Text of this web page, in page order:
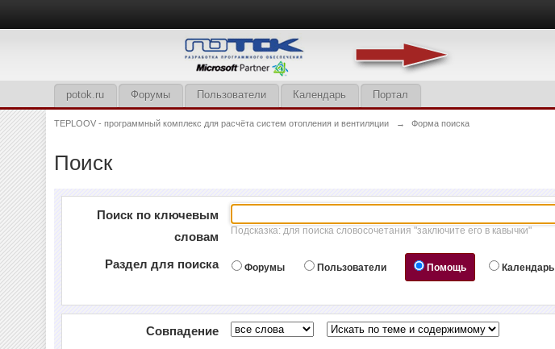
potok.ru Форумы Пользователи Календарь Портал
TEPLOOV - программный комплекс для расчёта систем отопления и вентиляции → Форма поиска
Поиск
Поиск по ключевым
словам
Подсказка: для поиска словосочетания "заключите его в кавычки"
Раздел для поиска Форумы Пользователи Помощь Календарь
Совпадение